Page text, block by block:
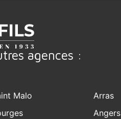
agences :
Malo
Arras
Angers